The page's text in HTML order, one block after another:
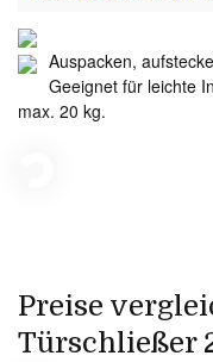
Auspacken,
Geeignet für leichte
max. 20 kg.
Preise
Türschließer